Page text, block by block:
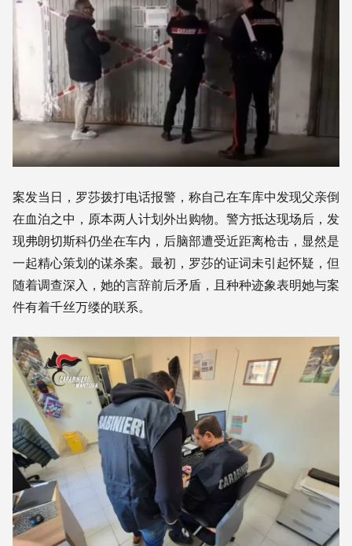
案发当日，罗莎拨打电话报警，称自己在车库中发现父亲倒
在血泊之中，原本两人计划外出购物。警方抵达现场后，发
现弗朗切斯科仍坐在车内，后脑部遭受近距离枪击，显然是
一起精心策划的谋杀案。最初，罗莎的证词未引起怀疑，但
随着调查深入，她的言辞前后矛盾，且种种迹象表明她与案
件有着千丝万缕的联系。